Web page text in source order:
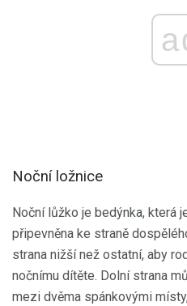
Noční ložnice
Noční lůžko je bedýnka, která
připevněna ke straně
strana nižší než ostatní, aby
nočnímu dítěte. Dolní strana
mezi dvěma spánkovými